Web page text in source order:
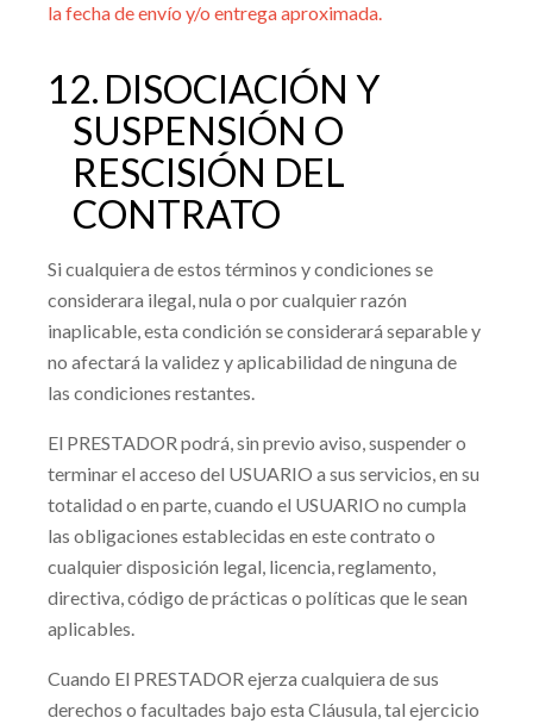
la fecha de envío y/o entrega aproximada.
12. DISOCIACIÓN Y
SUSPENSIÓN O
RESCISIÓN DEL
CONTRATO
Si cualquiera de estos términos y condiciones se
considerara ilegal, nula o por cualquier razón
inaplicable, esta condición se considerará separable y
no afectará la validez y aplicabilidad de ninguna de
las condiciones restantes.
El PRESTADOR podrá, sin previo aviso, suspender o
terminar el acceso del USUARIO a sus servicios, en su
totalidad o en parte, cuando el USUARIO no cumpla
las obligaciones establecidas en este contrato o
cualquier disposición legal, licencia, reglamento,
directiva, código de prácticas o políticas que le sean
aplicables.
Cuando El PRESTADOR ejerza cualquiera de sus
derechos o facultades bajo esta Cláusula, tal ejercicio